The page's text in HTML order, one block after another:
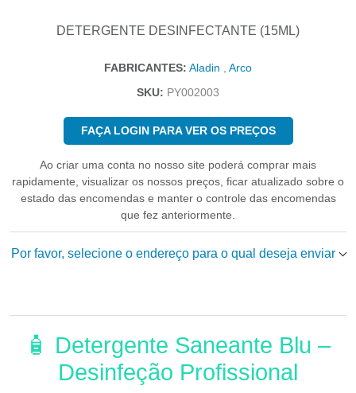
DETERGENTE DESINFECTANTE (15ML)
FABRICANTES: Aladin
Arco
SKU: PY002003
FAÇA LOGIN PARA VER OS PREÇOS
Ao criar uma conta no nosso site poderá comprar mais
rapidamente, visualizar os nossos preços, ficar atualizado sobre o
estado das encomendas e manter o controle das encomendas
que fez anteriormente.
Por favor, selecione o endereço para o qual deseja enviar
🧴 Detergente Saneante Blu –
Desinfeção Profissional